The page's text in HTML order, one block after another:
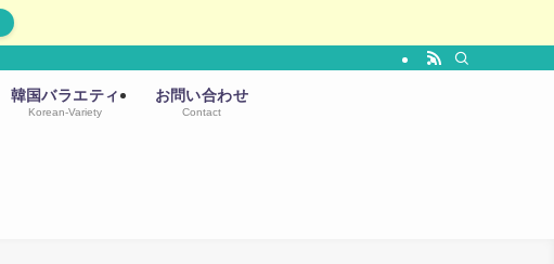
韓国バラエティ
Korean-Variety
お問い合わせ
Contact